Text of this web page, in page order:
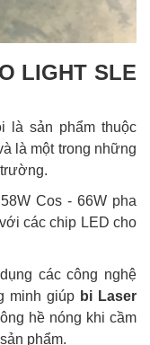
LIGHT SLE
là sản phẩm thuộc
là một trong những
Cos - 66W pha
các chip LED cho
các công nghệ
minh giúp bi Laser
hề nóng khi cầm
phẩm.